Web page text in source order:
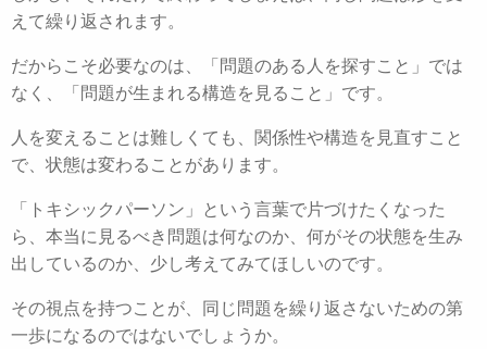
えて繰り返されます。
だからこそ必要なのは、「問題のある人を探すこと」では
なく、「問題が生まれる構造を見ること」です。
人を変えることは難しくても、関係性や構造を見直すこと
で、状態は変わることがあります。
「トキシックパーソン」という言葉で片づけたくなった
ら、本当に見るべき問題は何なのか、何がその状態を生み
出しているのか、少し考えてみてほしいのです。
その視点を持つことが、同じ問題を繰り返さないための第
一歩になるのではないでしょうか。